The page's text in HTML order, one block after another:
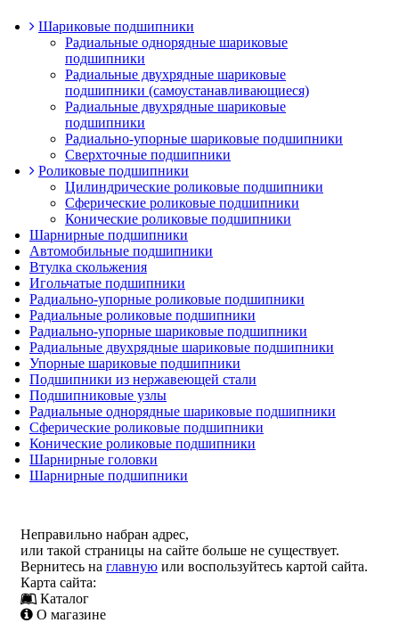
Шариковые подшипники
Радиальные однорядные шариковые
подшипники
Радиальные двухрядные шариковые
подшипники (самоустанавливающиеся)
Радиальные двухрядные шариковые
подшипники
Радиально-упорные шариковые подшипники
Сверхточные подшипники
Роликовые подшипники
Цилиндрические роликовые подшипники
Сферические роликовые подшипники
Конические роликовые подшипники
Шарнирные подшипники
Автомобильные подшипники
Втулка скольжения
Игольчатые подшипники
Радиально-упорные роликовые подшипники
Радиальные роликовые подшипники
Радиально-упорные шариковые подшипники
Радиальные двухрядные шариковые подшипники
Упорные шариковые подшипники
Подшипники из нержавеющей стали
Подшипниковые узлы
Радиальные однорядные шариковые подшипники
Сферические роликовые подшипники
Конические роликовые подшипники
Шарнирные головки
Шарнирные подшипники
Неправильно набран адрес,
или такой страницы на сайте больше не существует.
Вернитесь на главную или воспользуйтесь картой сайта.
Карта сайта:
Каталог
О магазине